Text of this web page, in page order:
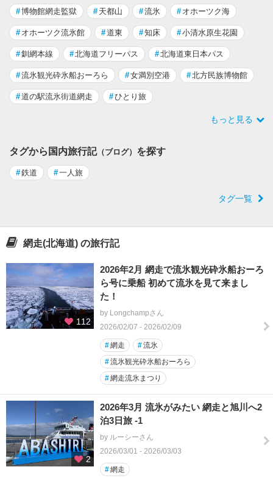
#博物館網走監獄 # 天都山 #流氷 # オホーツク海
# オホーツク流氷館 #道東 #知床 #小清水原生花園
#釧網本線 #北海道フリーパス #北海道東日本パス
#流氷観光砕氷船おーろら #女満別空港 #北方民族博物館
#道の駅流氷街道網走 #ひとり旅
もっと見る
タグから国内旅行記（ブログ） を探す
#鉄道 #一人旅
タグ一覧
網走(北海道) の旅行記
112
2026年2月 網走で流氷観光砕氷船おーろ
ら号に乗船 初めて流氷を見て来まし
た！
by Longchampさん
2026/02/07 - 2026/02/09
#網走 #流氷
#流氷観光砕氷船おーろら
#網走流氷まつり
2
2026年3月 流氷がみたい 網走と旭川へ2
泊3日旅 -1
by ルーシーさん
2026/03/01 - 2026/03/03
#網走